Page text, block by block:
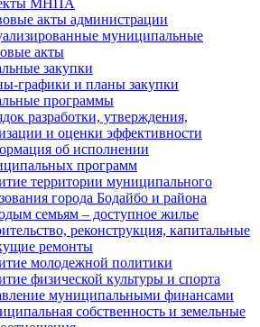
МНПА
акты администрации
муниципальные
акты
закупки
графики и планы закупки
программы
разработки, утверждения,
и оценки эффективности
об исполнении
программ
территории муниципального
города Бодайбо и района
семьям – доступное жилье
реконструкция, капитальные
ремонты
молодежной политики
физической культуры и спорта
муниципальными финансами
собственность и земельные